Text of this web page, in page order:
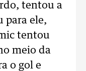
tentou a
para ele,
tentou
meio da
o gol e